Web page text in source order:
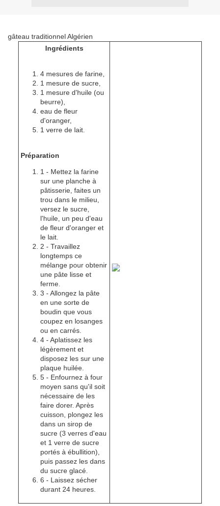
gâteau traditionnel Algérien
Ingrédients
4 mesures de farine,
1 mesure de sucre,
1 mesure d'huile (ou
beurre),
eau de fleur
d'oranger,
1 verre de lait.
Préparation
1 - Mettez la farine
sur une planche à
pâtisserie, faites un
trou dans le milieu,
versez le sucre,
l'huile, un peu d'eau
de fleur d'oranger et
le lait.
2 - Travaillez
longtemps ce
mélange pour obtenir
une pâte lisse et
ferme.
3 - Allongez la pâte
en une sorte de
boudin que vous
coupez en losanges
ou en carrés.
4 - Aplatissez les
légèrement et
disposez les sur une
plaque huilée.
5 - Enfournez à four
moyen sans qu'il soit
nécessaire de les
faire dorer. Après
cuisson, plongez les
dans un sirop de
sucre (3 verres d'eau
et 1 verre de sucre
portés à ébullition),
puis passez les dans
du sucre glacé.
6 - Laissez sécher
durant 24 heures.